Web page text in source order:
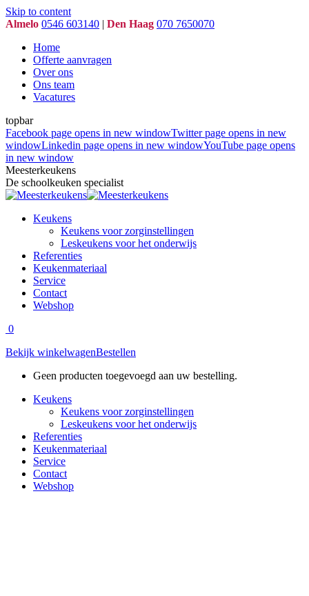
Skip to content
Almelo 0546 603140 | Den Haag 070 7650070
Home
Offerte aanvragen
Over ons
Ons team
Vacatures
topbar
Facebook page opens in new windowTwitter page opens in new
windowLinkedin page opens in new windowYouTube page opens
in new window
Meesterkeukens
De schoolkeuken specialist
Keukens
Keukens voor zorginstellingen
Leskeukens voor het onderwijs
Referenties
Keukenmateriaal
Service
Contact
Webshop
0
Bekijk winkelwagenBestellen
Geen producten toegevoegd aan uw bestelling.
Keukens
Keukens voor zorginstellingen
Leskeukens voor het onderwijs
Referenties
Keukenmateriaal
Service
Contact
Webshop